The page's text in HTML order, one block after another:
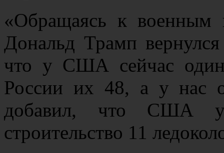
«Обращаясь к военным
Дональд Трамп
что у США сейчас
России их 48, а у нас
добавил, что США
строительство 11